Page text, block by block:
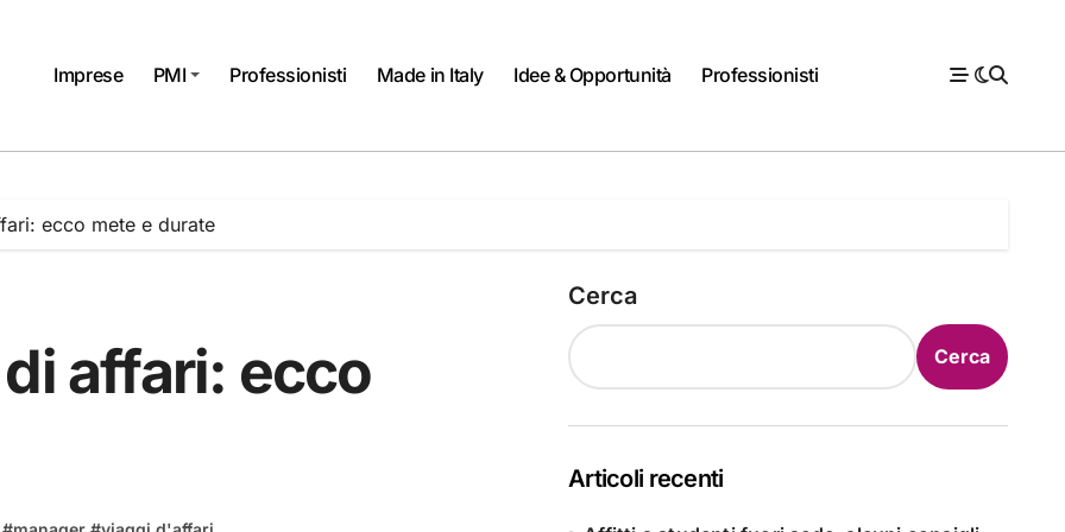
Imprese PMI Professionisti Made in Italy Idee & Opportunità Professionisti
ecco mete e durate
affari: ecco
Cerca
Cerca
Articoli recenti